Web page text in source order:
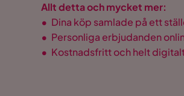
Allt detta och mycket mer:
• Dina köp samlade på ett
• Personliga erbjudanden
• Kostnadsfritt och helt